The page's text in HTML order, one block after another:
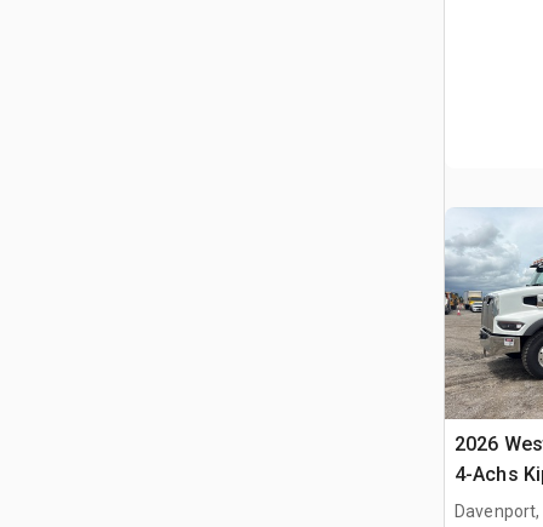
2026
4-Achs
Davenport,